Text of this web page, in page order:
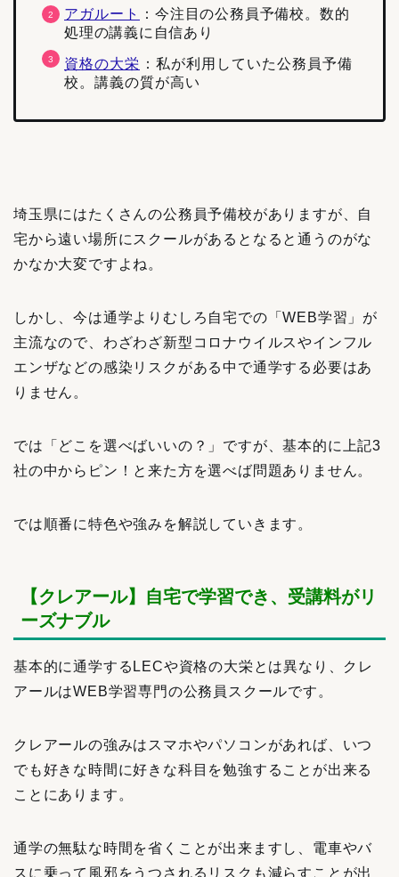
アガルート
： 今注目の公務員予備校。数的
処理の講義に自信あり
資格の大栄 ：私が利用していた公務員予備
校。講義の質が高い
埼玉県にはたくさんの公務員予備校がありますが、自
宅から遠い場所にスクールがあるとなると通うのがな
かなか大変ですよね。
しかし、今は通学よりむしろ自宅での「WEB学習」が
主流なので、わざわざ新型コロナウイルスやインフル
エンザなどの感染リスクがある中で通学する必要はあ
りません。
では「どこを選べばいいの？」ですが、基本的に上記3
社の中からピン！と来た方を選べば問題ありません。
では順番に特色や強みを解説していきます。
【クレアール】自宅で学習でき、受講料がリ
ーズナブル
基本的に通学するLECや資格の大栄とは異なり、クレ
アールはWEB学習専門の公務員スクールです。
クレアールの強みはスマホやパソコンがあれば、いつ
でも好きな時間に好きな科目を勉強することが出来る
ことにあります。
通学の無駄な時間を省くことが出来ますし、電車やバ
スに乗って風邪をうつされるリスクも減らすことが出